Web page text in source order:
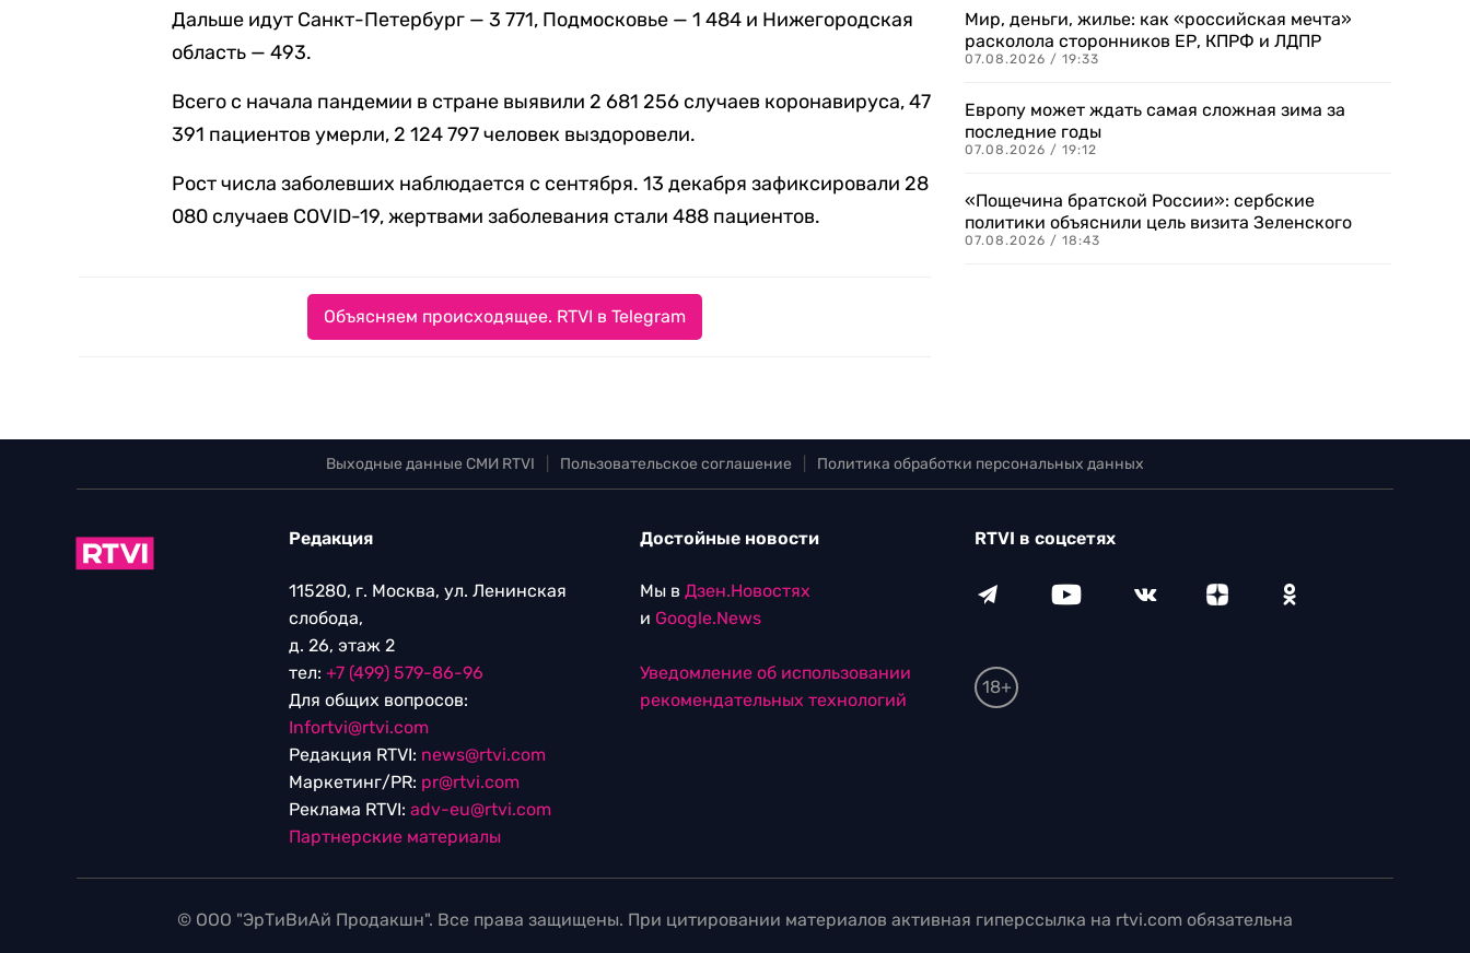
Дальше идут Санкт-Петербург — 3 771, Подмосковье — 1 484 и Нижегородская
область — 493.
Всего с начала пандемии в стране выявили 2 681 256 случаев коронавируса, 47
391 пациентов умерли, 2 124 797 человек выздоровели.
Рост числа заболевших наблюдается с сентября. 13 декабря зафиксировали 28
080 случаев COVID-19, жертвами заболевания стали 488 пациентов.
Объясняем происходящее. RTVI в Telegram
Мир, деньги, жилье: как «российская мечта»
расколола сторонников ЕР, КПРФ и ЛДПР
07.08.2026 / 19:33
Европу может ждать самая сложная зима за
последние годы
07.08.2026 / 19:12
«Пощечина братской России»: сербские
политики объяснили цель визита Зеленского
07.08.2026 / 18:43
Выходные данные СМИ RTVI Пользовательское соглашение Политика обработки персональных данных
Редакция
115280, г. Москва, ул. Ленинская
слобода,
д. 26, этаж 2
тел: +7 (499) 579-86-96
Для общих вопросов:
Infortvi@rtvi.com
Редакция RTVI: news@rtvi.com
Маркетинг/PR: pr@rtvi.com
Реклама RTVI: adv-eu@rtvi.com
Партнерские материалы
Достойные новости
Мы в Дзен.Новостях
и Google.News
Уведомление об использовании
рекомендательных технологий
RTVI в соцсетях
18+
© ООО "ЭрТиВиАй Продакшн". Все права защищены. При цитировании материалов активная гиперссылка на rtvi.com обязательна